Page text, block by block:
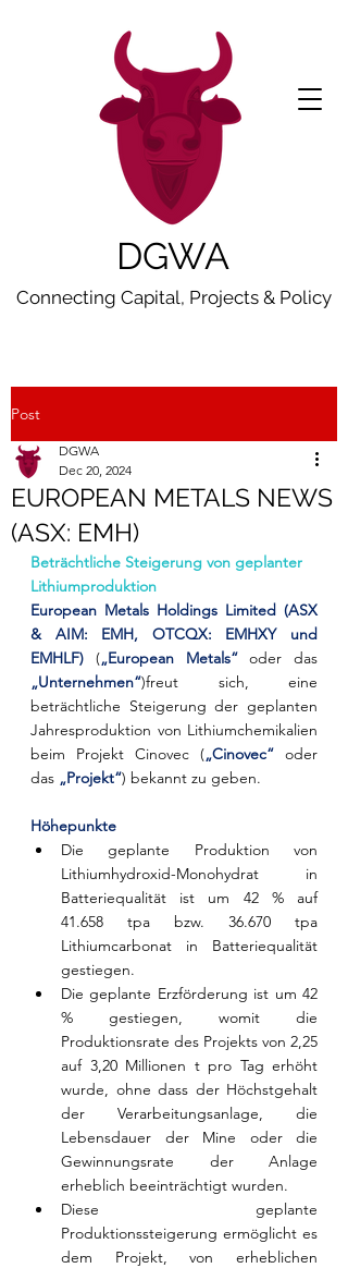
DGWA
Connecting Capital, Projects & Policy
Post
EUROPEAN METALS NEWS
(ASX: EMH)
DGWA
Dec 20, 2024
Beträchtliche Steigerung von geplanter
Lithiumproduktion
European Metals Holdings Limited (ASX
& AIM: EMH, OTCQX: EMHXY und
EMHLF) („European Metals“
„Unternehmen“)freut sich, eine
beträchtliche Steigerung der geplanten
Jahresproduktion von Lithiumchemikalien
beim Projekt Cinovec („Cinovec“ oder
das „Projekt“) bekannt zu geben.
Höhepunkte
Die geplante Produktion von
Lithiumhydroxid-Monohydrat in
Batteriequalität ist um 42 % auf
41.658 tpa bzw. 36.670 tpa
Lithiumcarbonat in Batteriequalität
gestiegen.
Die geplante Erzförderung ist um 42
% gestiegen, womit die
Produktionsrate des Projekts von 2,25
auf 3,20 Millionen t pro Tag erhöht
wurde, ohne dass der Höchstgehalt
der Verarbeitungsanlage, die
Lebensdauer der Mine oder die
Gewinnungsrate der Anlage
erheblich beeinträchtigt wurden.
Diese geplante
Produktionssteigerung ermöglicht es
dem Projekt, von erheblichen